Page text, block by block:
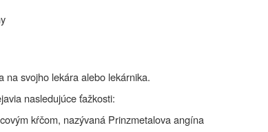
svojho lekára alebo lekárnika.
nasledujúce ťažkosti:
kŕčom, nazývaná Prinzmetalova angína